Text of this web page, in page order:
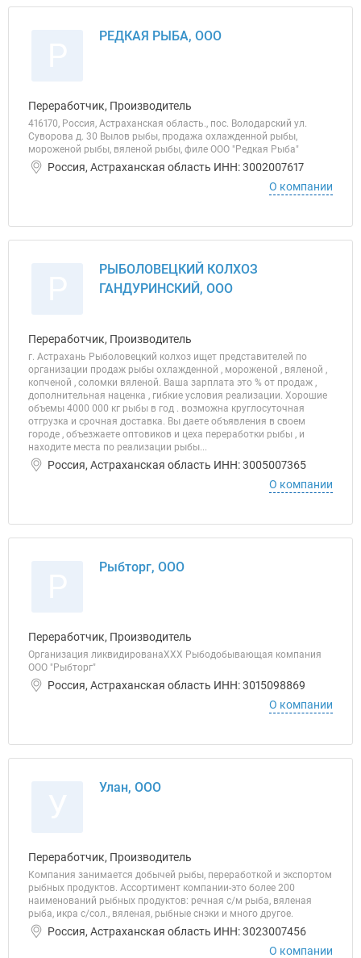
РЕДКАЯ РЫБА, ООО
Переработчик, Производитель
416170, Россия, Астраханская область., пос. Володарский ул.
Суворова д. 30 Вылов рыбы, продажа охлажденной рыбы,
мороженой рыбы, вяленой рыбы, филе ООО "Редкая Рыба"
Россия, Астраханская область ИНН: 3002007617
О компании
РЫБОЛОВЕЦКИЙ КОЛХОЗ
ГАНДУРИНСКИЙ, ООО
Переработчик, Производитель
г. Астрахань Рыболовецкий колхоз ищет представителей по
организации продаж рыбы охлажденной , мороженой , вяленой ,
копченой , соломки вяленой. Ваша зарплата это % от продаж ,
дополнительная наценка , гибкие условия реализации. Хорошие
объемы 4000 000 кг рыбы в год . возможна круглосуточная
отгрузка и срочная доставка. Вы даете объявления в своем
городе , объезжаете оптовиков и цеха переработки рыбы , и
находите места по реализации рыбы...
Россия, Астраханская область ИНН: 3005007365
О компании
Рыбторг, ООО
Переработчик, Производитель
Организация ликвидированаХХХ Рыбодобывающая компания
ООО "Рыбторг"
Россия, Астраханская область ИНН: 3015098869
О компании
Улан, ООО
Переработчик, Производитель
Компания занимается добычей рыбы, переработкой и экспортом
рыбных продуктов. Ассортимент компании-это более 200
наименований рыбных продуктов: речная с/м рыба, вяленая
рыба, икра с/сол., вяленая, рыбные снэки и много другое.
Россия, Астраханская область ИНН: 3023007456
О компании